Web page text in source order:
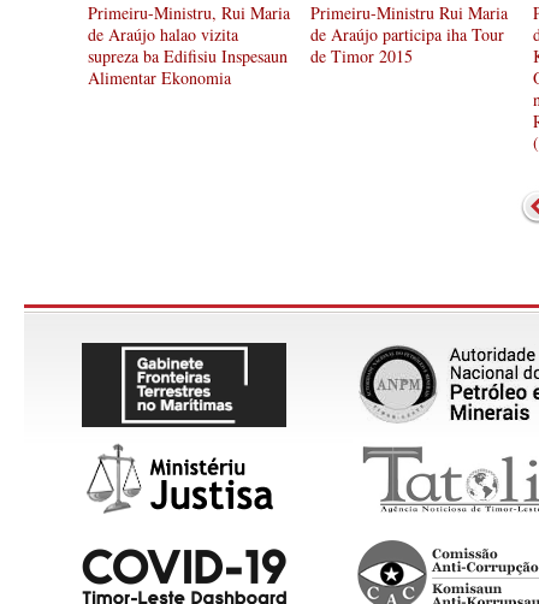
Primeiru-Ministru, Rui Maria
de Araújo halao vizita
supreza ba Edifisiu Inspesaun
Alimentar Ekonomia
Primeiru-Ministru Rui Maria
de Araújo participa iha Tour
de Timor 2015